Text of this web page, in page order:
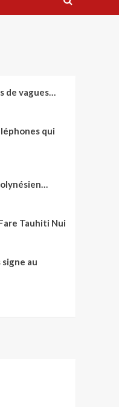
de vagues…
qui
Tauhiti Nui
signe au